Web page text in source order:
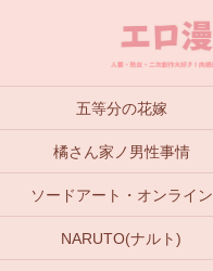
五等分の花嫁
橘さん家ノ男性事情
ソードアート・オンライン
NARUTO(ナルト)